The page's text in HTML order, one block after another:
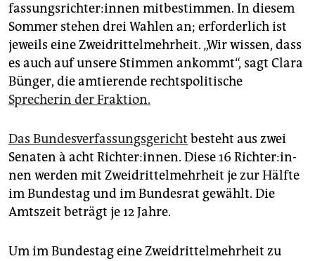
epaper login
fas­sungs­rich­te­r:in­nen mitbestimmen. In diesem
Sommer stehen drei Wahlen an; erforderlich ist
jeweils eine Zweidrittelmehrheit. „Wir wissen, dass
es auch auf unsere Stimmen ankommt“, sagt Clara
Bünger, die amtierende rechtspolitische
Sprecherin der Fraktion.
Das Bundesverfassungsgericht besteht aus zwei
Senaten à acht Richter:innen. Diese 16 Rich­te­r:in­
nen werden mit Zweidrittelmehrheit je zur Hälfte
im Bundestag und im Bundesrat gewählt. Die
Amtszeit beträgt je 12 Jahre.
Um im Bundestag eine Zweidrittelmehrheit zu